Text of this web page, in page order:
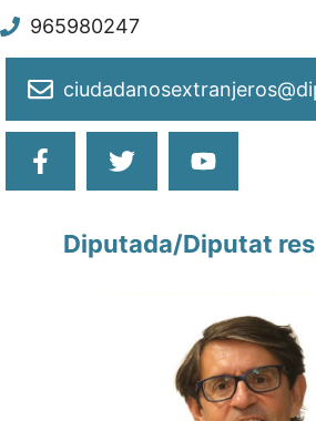
965980247
Diputada/Diputat